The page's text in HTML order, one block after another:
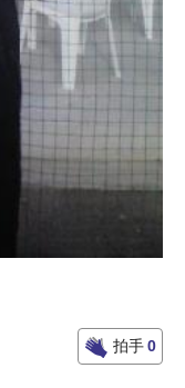
拍手0